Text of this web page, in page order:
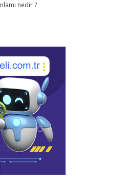
nedir ?